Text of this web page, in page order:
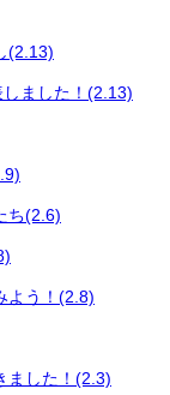
(2.13)
ました！(2.13)
ち(2.6)
よう！(2.8)
した！(2.3)